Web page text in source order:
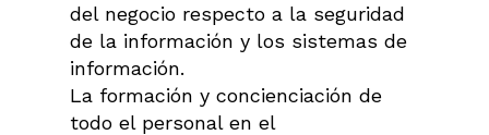
del negocio respecto a la seguridad
de la información y los sistemas de
información.
La formación y concienciación de
todo el personal en el